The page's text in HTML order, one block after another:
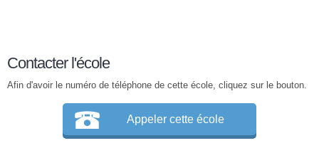
Contacter l'école
Afin d'avoir le numéro de téléphone de cette école, cliquez sur le bouton.
Appeler cette école